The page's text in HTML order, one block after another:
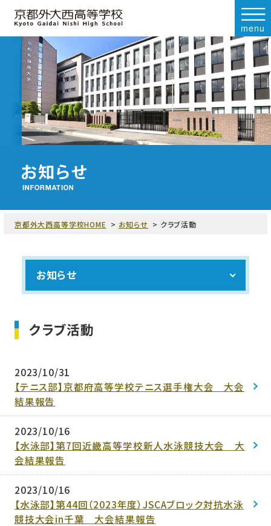
menu
京都外大西高等学校HOME お知らせ クラブ活動
お知らせ
クラブ活動
2023/10/31
【テニス部】京都府高等学校テニス選手権大会 大会
結果報告
2023/10/16
【水泳部】第7回近畿高等学校新人水泳競技大会 大
会結果報告
2023/10/16
【水泳部】第44回（2023年度）JSCAブロック対抗水泳
競技大会in千葉 大会結果報告